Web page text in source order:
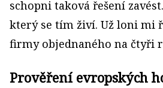
schopni taková řešení
který se tím živí. Už loni mi
firmy objednaného na čtyři
Prověření evropských